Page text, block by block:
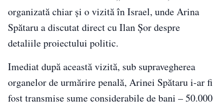
organizată chiar și o vizită în Israel, unde Arina
Spătaru a discutat direct cu Ilan Șor despre
detaliile proiectului politic.
Imediat după această vizită, sub supravegherea
organelor de urmărire penală, Arinei Spătaru i-ar fi
fost transmise sume considerabile de bani – 50.000